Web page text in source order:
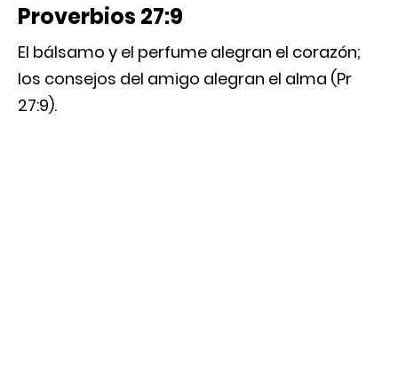
Proverbios 27:9
El bálsamo y el perfume alegran el corazón;
los consejos del amigo alegran el alma (Pr
27:9).